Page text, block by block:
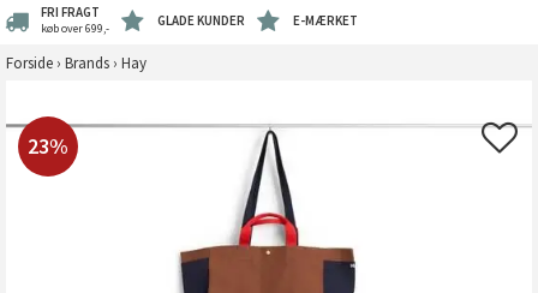
FRI FRAGT
køb over 699,- GLADE KUNDER E-MÆRKET
Forside › Brands › Hay
23%